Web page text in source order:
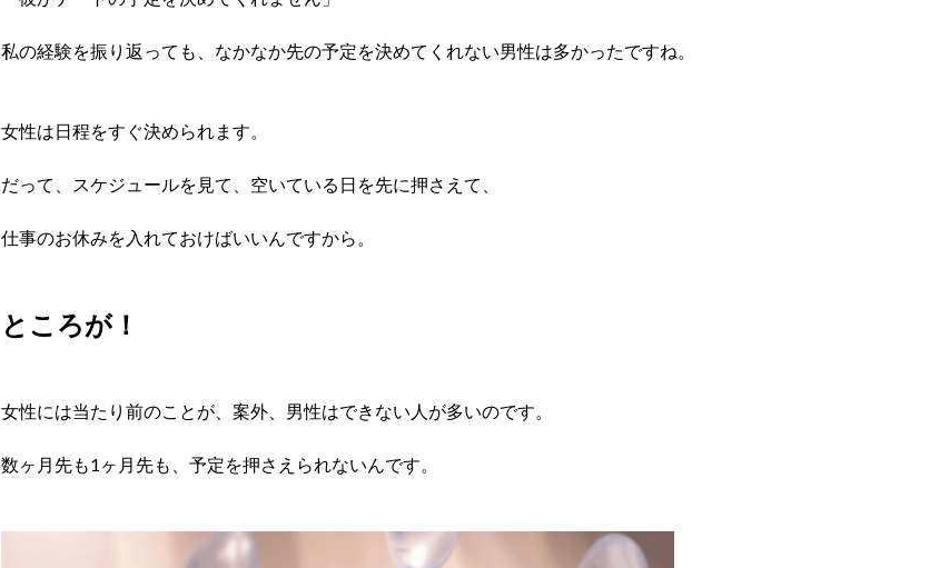
私の経験を振り返っても、なかなか先の予定を決めてくれない男性は多かったですね。
女性は日程をすぐ決められます。
だって、スケジュールを見て、空いている日を先に押さえて、
仕事のお休みを入れておけばいいんですから。
ところが！
女性には当たり前のことが、案外、男性はできない人が多いのです。
数ヶ月先も1ヶ月先も、予定を押さえられないんです。